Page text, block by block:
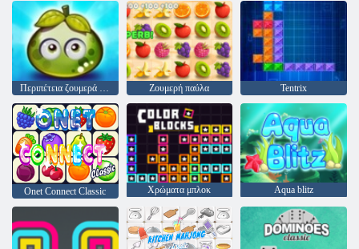
Περιπέτεια ζουμερά μούρα Ζουμερή παύλα Tentrix
Onet Connect Classic Χρώματα μπλοκ Aqua blitz